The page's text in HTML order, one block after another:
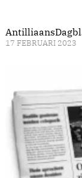
17 FEBRUARI 2023